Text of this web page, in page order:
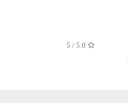
5.0
/
5